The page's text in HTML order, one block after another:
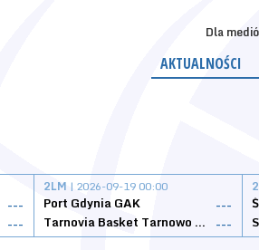
Dla
AKTUALNOŚCI
---
---
2LM | 2026-09-19 00:00
Port Gdynia GAK
---
Tarnovia Basket Tarnowo Podgórne ---